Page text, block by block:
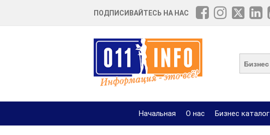
ПОДПИСИВАЙТЕСЬ НА НАС
Бизнес
Начальная О нас Бизнес каталог